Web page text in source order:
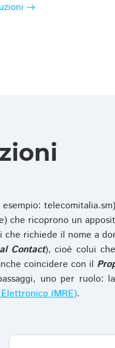
che ricoprono un
che richiede il nome a
Contact), cioè colui
coincidere con il
uno per ruolo:
(MRE).